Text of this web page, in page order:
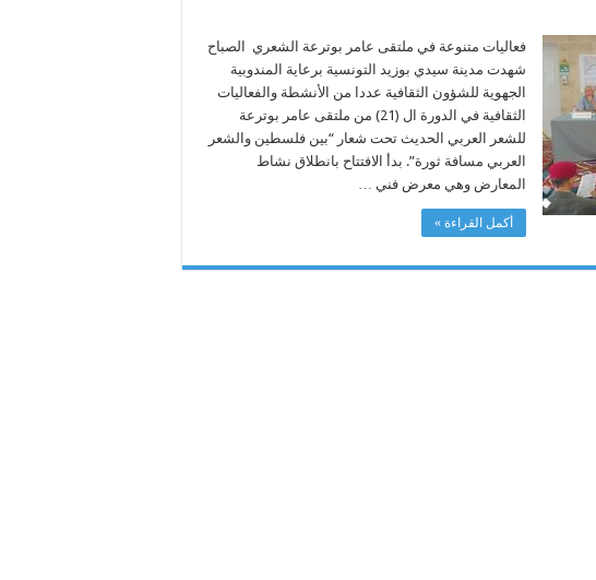
فعاليات متنوعة في ملتقى عامر بوترعة الشعري الصباح
شهدت مدينة سيدي بوزيد التونسية برعاية المندوبية
الجهوية للشؤون الثقافية عددا من الأنشطة والفعاليات
الثقافية في الدورة ال (21) من ملتقى عامر بوترعة
للشعر العربي الحديث تحت شعار “بين فلسطين والشعر
العربي مسافة ثورة”. بدأ الافتتاح بانطلاق نشاط
المعارض وهي معرض فني …
أكمل القراءة »